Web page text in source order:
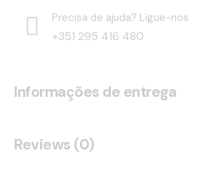
Precisa de ajuda? Ligue-nos
+351 295 416 480
Informações de entrega
Reviews (0)